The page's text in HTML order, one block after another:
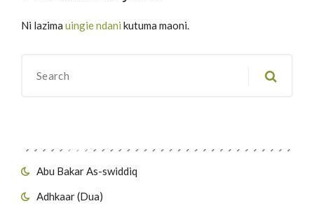
Abu Bakar As-swiddiq
Adhkaar (Dua)
Ni lazima uingie ndani kutuma maoni.